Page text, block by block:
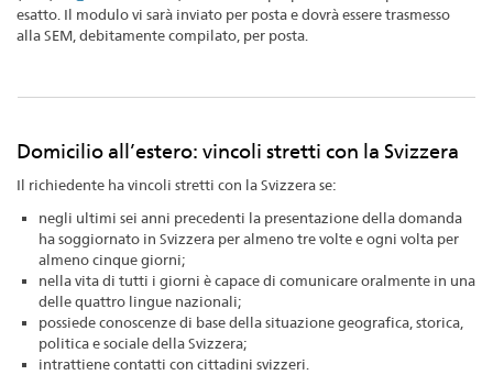
esatto. Il modulo vi sarà inviato per posta e dovrà essere trasmesso
alla SEM, debitamente compilato, per posta.
Domicilio all’estero: vincoli stretti con la Svizzera
Il richiedente ha vincoli stretti con la Svizzera se:
negli ultimi sei anni precedenti la presentazione della domanda
ha soggiornato in Svizzera per almeno tre volte e ogni volta per
almeno cinque giorni;
nella vita di tutti i giorni è capace di comunicare oralmente in una
delle quattro lingue nazionali;
possiede conoscenze di base della situazione geografica, storica,
politica e sociale della Svizzera;
intrattiene contatti con cittadini svizzeri.